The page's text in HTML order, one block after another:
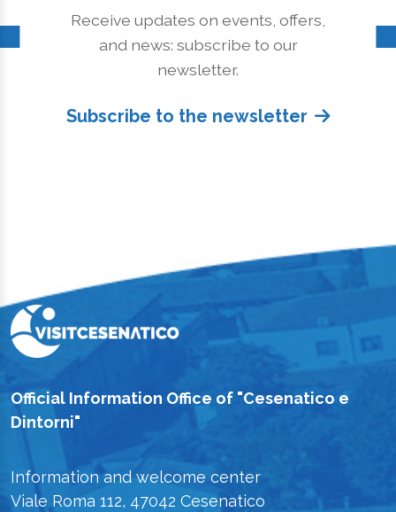
Receive updates on events, offers,
and news: subscribe to our
newsletter.
Subscribe to the newsletter
Official Information Office of "Cesenatico e
Dintorni"
Information and welcome center
Viale Roma 112, 47042 Cesenatico